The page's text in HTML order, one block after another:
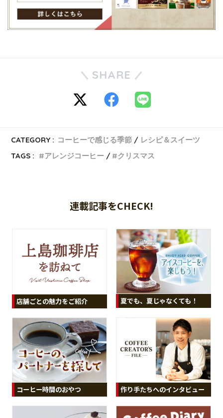
SHARE
CATEGORY : コーヒーで感じる季節
レシピ＆スイーツ
TAGS :
アレンジコーヒー クリスマス
連載記事をCHECK!
店舗ごとの魅力をご紹介 夏でも、夏じゃなくても！
コーヒー時間のおやつ 作り手たちへのインタビュー